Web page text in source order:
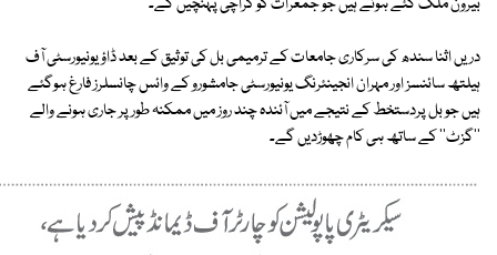
دریں اثنا سندھ کی سرکاری جامعات کے ترمیمی بل کی توثیق کے بعد ڈاؤ یونیورسٹی آف
ہیلتھ سائنسز اور مہران انجینئرنگ یونیورسٹی جامشورو کے وائس چانسلرز فارغ ہوگئے
ہیں جو بل پردستخط کے نتیجے میں آئندہ چند روز میں ممکنہ طور پر جاری ہونے والے
''گزٹ'' کے ساتھ ہی کام چھوڑدیں گے۔